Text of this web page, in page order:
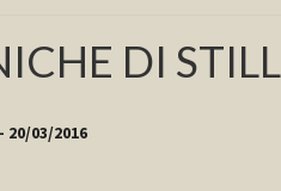
DI STILL
20/03/2016